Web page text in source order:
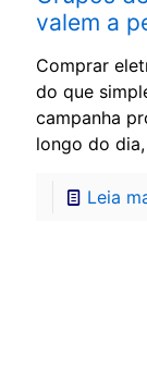
valem a
Comprar
do que
campanha
longo do
Leia